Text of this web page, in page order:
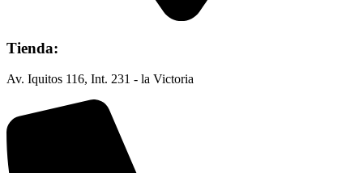
Tienda:
Av. Iquitos 116, Int. 231 - la Victoria